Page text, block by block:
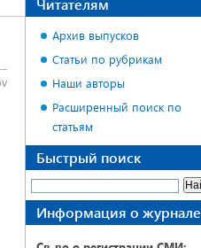
Читателям
Архив выпусков
Статьи по рубрикам
Наши авторы
Расширенный поиск по
статьям
Быстрый поиск
Информация о журнале